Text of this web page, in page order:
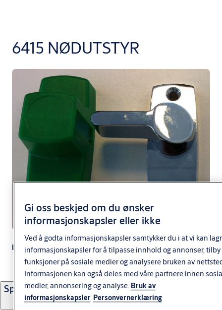
6415 NØDUTSTYR
NØDUTSTYR
Spesifikasjoner
Gi oss beskjed om du ønsker
informasjonskapsler eller ikke
Ved å godta informasjonskapsler samtykker du i at vi kan
informasjonskapsler for å tilpasse innhold og annonser, tilby
funksjoner på sosiale medier og analysere bruken av
Informasjonen kan også deles med våre partnere innen
medier, annonsering og analyse. Bruk av
informasjonskapsler Personvernerklæring